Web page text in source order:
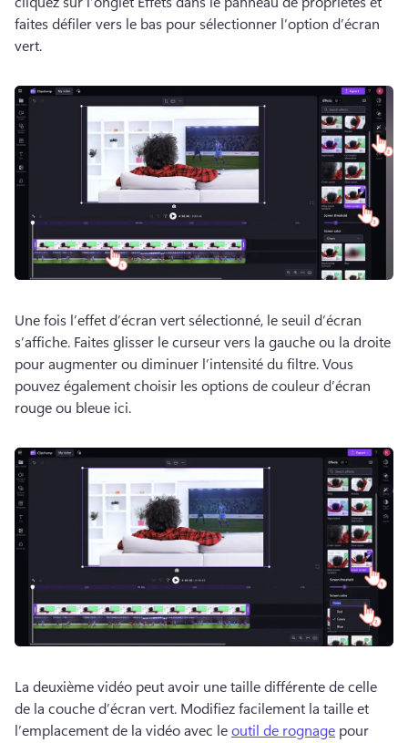
faites défiler vers le bas pour sélectionner l’option d’écran
vert.
Une fois l’effet d’écran vert sélectionné, le seuil d’écran
s’affiche. Faites glisser le curseur vers la gauche ou la droite
pour augmenter ou diminuer l’intensité du filtre. Vous
pouvez également choisir les options de couleur d’écran
rouge ou bleue ici.
La deuxième vidéo peut avoir une taille différente de celle
de la couche d’écran vert. Modifiez facilement la taille et
l’emplacement de la vidéo avec le outil de rognage pour